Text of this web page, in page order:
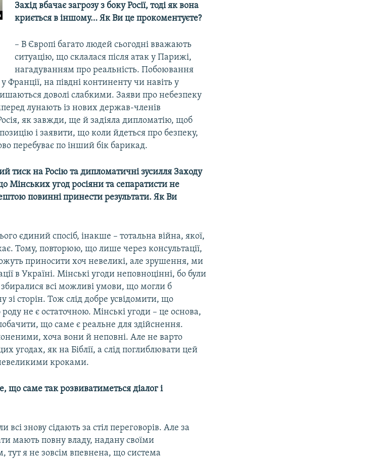
Захід вбачає загрозу з боку Росії, тоді як вона
криється в іншому… Як Ви це прокоментуєте?
– В Європі багато людей сьогодні вважають
ситуацію, що склалася після атак у Парижі,
нагадуванням про реальність. Побоювання
у Франції, на півдні континенту чи навіть у
доволі слабкими. Заяви про небезпеку
лунають із нових держав-членів
як завжди, ще й задіяла дипломатію, щоб
і заявити, що коли йдеться про безпеку,
перебуває по інший бік барикад.
тиск на Росію та дипломатичні зусилля Заходу
Мінських угод росіяни та сепаратисти не
повинні принести результати. Як Ви
єдиний спосіб, інакше – тотальна війна, якої,
Тому, повторюю, що лише через консультації,
приносити хоч невеликі, але зрушення, ми
в Україні. Мінські угоди неповноцінні, бо були
збиралися всі можливі умови, що могли б
зі сторін. Тож слід добре усвідомити, що
не є остаточною. Мінські угоди – це основа,
що саме є реальне для здійснення.
хоча вони й неповні. Але не варто
угодах, як на Біблії, а слід поглиблювати цей
кроками.
що саме так розвиватиметься діалог і
всі знову сідають за стіл переговорів. Але за
мають повну владу, надану своїми
тут я не зовсім впевнена, що система